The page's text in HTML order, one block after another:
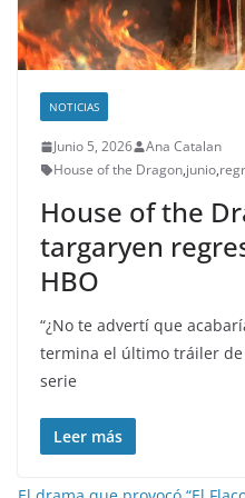
NOTICIAS
Junio 5, 2026
Ana Catalan
House of the Dragon,junio,
House of the
targaryen
HBO
“¿No te advertí que
termina el último tráiler de
serie
Leer más